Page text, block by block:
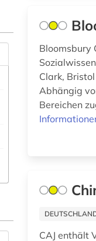
Bloomsbury
Clark,
Abhängig
Bereichen
CAJ enthält